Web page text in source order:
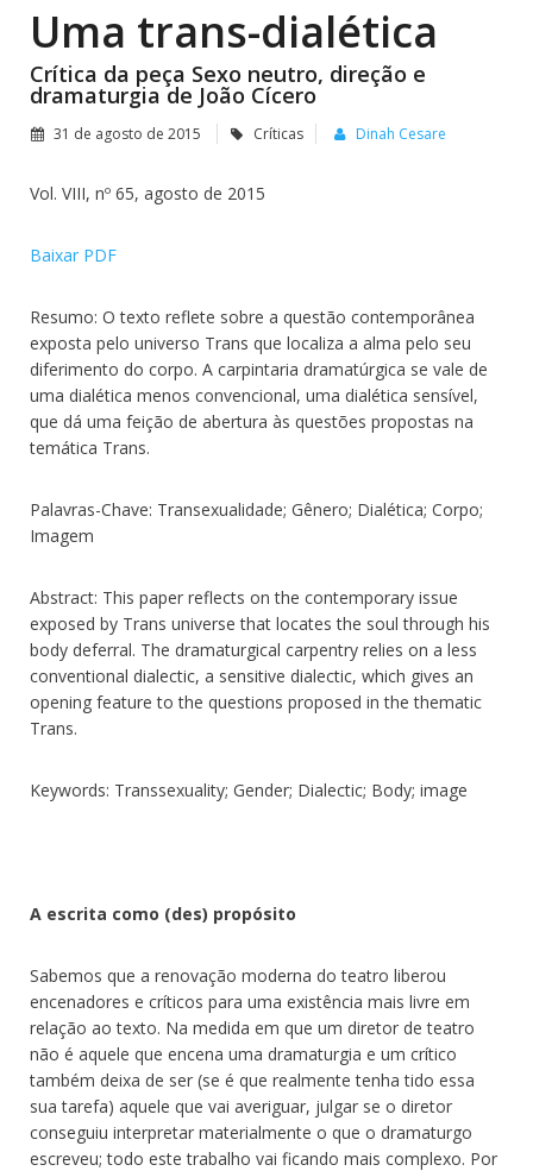
Uma trans-dialética
Crítica da peça Sexo neutro, direção e
dramaturgia de João Cícero
31 de agosto de 2015 Críticas Dinah Cesare
Vol. VIII, nº 65, agosto de 2015
Baixar PDF
Resumo: O texto reflete sobre a questão contemporânea
exposta pelo universo Trans que localiza a alma pelo seu
diferimento do corpo. A carpintaria dramatúrgica se vale de
uma dialética menos convencional, uma dialética sensível,
que dá uma feição de abertura às questões propostas na
temática Trans.
Palavras-Chave: Transexualidade; Gênero; Dialética; Corpo;
Imagem
Abstract: This paper reflects on the contemporary issue
exposed by Trans universe that locates the soul through his
body deferral. The dramaturgical carpentry relies on a less
conventional dialectic, a sensitive dialectic, which gives an
opening feature to the questions proposed in the thematic
Trans.
Keywords: Transsexuality; Gender; Dialectic; Body; image
A escrita como (des) propósito
Sabemos que a renovação moderna do teatro liberou
encenadores e críticos para uma existência mais livre em
relação ao texto. Na medida em que um diretor de teatro
não é aquele que encena uma dramaturgia e um crítico
também deixa de ser (se é que realmente tenha tido essa
sua tarefa) aquele que vai averiguar, julgar se o diretor
conseguiu interpretar materialmente o que o dramaturgo
escreveu; todo este trabalho vai ficando mais complexo. Por